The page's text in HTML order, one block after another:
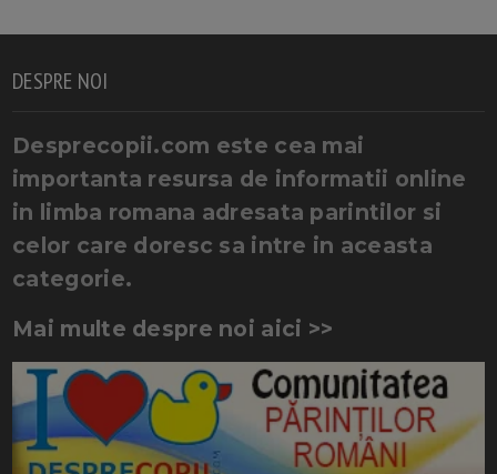
DESPRE NOI
Desprecopii.com este cea mai
importanta resursa de informatii online
in limba romana adresata parintilor si
celor care doresc sa intre in aceasta
categorie.
Mai multe despre noi aici >>